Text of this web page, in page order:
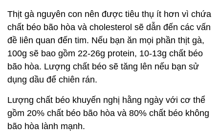
Thịt gà nguyên con nên được tiêu thụ ít hơn vì chứa
chất béo bão hòa và cholesterol sẽ dẫn đến các vấn
đề liên quan đến tim. Nếu bạn ăn mọi phần thịt gà,
100g sẽ bao gồm 22-26g protein, 10-13g chất béo
bão hòa. Lượng chất béo sẽ tăng lên nếu bạn sử
dụng dầu để chiên rán.
Lượng chất béo khuyến nghị hằng ngày với cơ thể
gồm 20% chất béo bão hòa và 80% chất béo không
bão hòa lành mạnh.